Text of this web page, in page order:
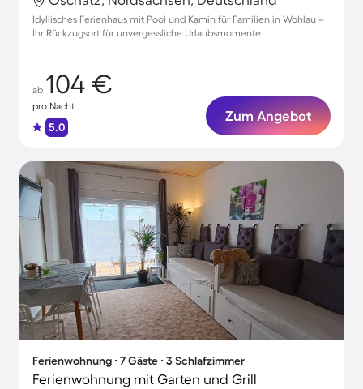
Idyllisches Ferienhaus mit Pool und Kamin für Familien in Wohlau –
Ihr Rückzugsort für unvergessliche Urlaubsmomente
ab 104 €
pro Nacht
5.0
Zum Angebot
Ferienwohnung ∙ 7 Gäste ∙ 3 Schlafzimmer
Ferienwohnung mit Garten und Grill